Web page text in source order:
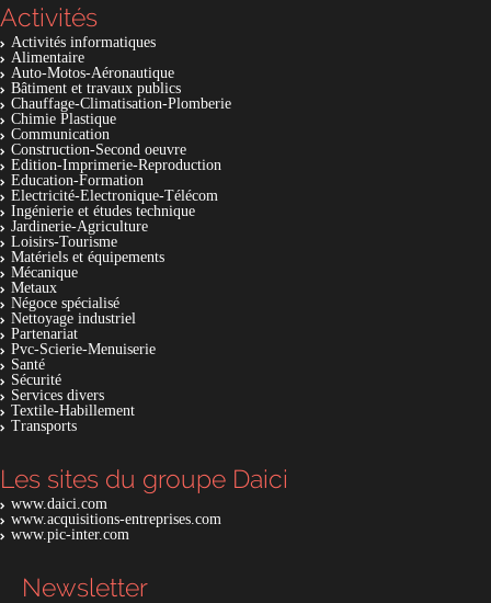
Activités
Activités informatiques
Alimentaire
Auto-Motos-Aéronautique
Bâtiment et travaux publics
Chauffage-Climatisation-Plomberie
Chimie Plastique
Communication
Construction-Second oeuvre
Edition-Imprimerie-Reproduction
Education-Formation
Electricité-Electronique-Télécom
Ingénierie et études technique
Jardinerie-Agriculture
Loisirs-Tourisme
Matériels et équipements
Mécanique
Metaux
Négoce spécialisé
Nettoyage industriel
Partenariat
Pvc-Scierie-Menuiserie
Santé
Sécurité
Services divers
Textile-Habillement
Transports
Les sites du groupe Daici
www.daici.com
www.acquisitions-entreprises.com
www.pic-inter.com
Newsletter